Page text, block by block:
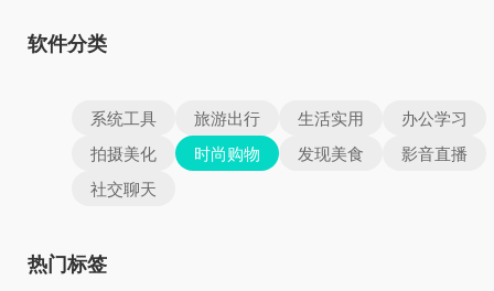
软件分类
系统工具 旅游出行 生活实用
办公学习
拍摄美化
时尚购物 发现美食
影音直播
社交聊天
热门标签